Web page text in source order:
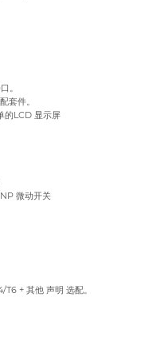
。
套件。
的LCD 显示屏
微动开关
+ 其他 声明 选配。